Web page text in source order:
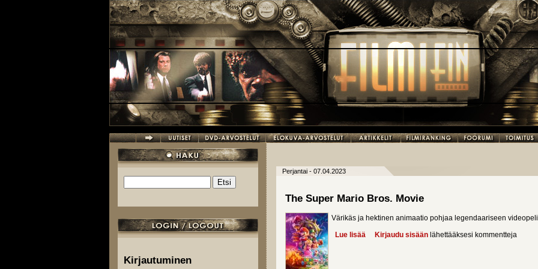
Hakulomake
Kirjautuminen
Perjantai - 07.04.2023
The Super Mario Bros. Movie
Värikäs ja hektinen animaatio pohjaa legendaariseen
Lue lisää about The Super Mario Bros. Movie
Kirjaudu sisään lähettääksesi kommentteja